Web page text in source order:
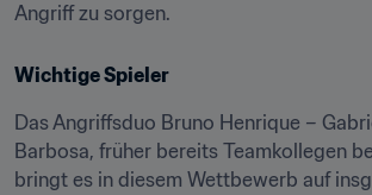
Angriff zu sorgen.
Wichtige Spieler
Das Angriffsduo Bruno Henrique –
Barbosa, früher bereits Teamkollegen
bringt es in diesem Wettbewerb auf